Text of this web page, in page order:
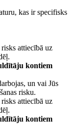
kas ir specifisks
attiecībā uz
kontiem
un vai Jūs
risku.
attiecībā uz
kontiem